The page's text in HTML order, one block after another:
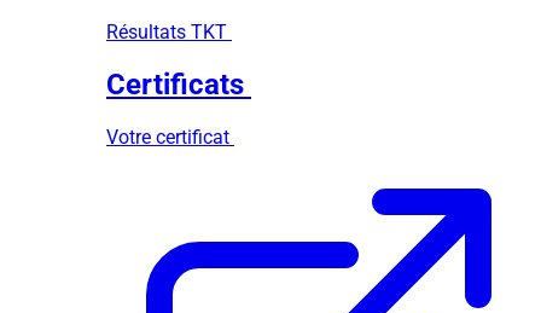
Résultats TKT
Certificats
Votre certificat